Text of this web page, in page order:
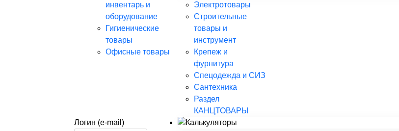
инвентарь и
оборудование
Гигиенические
товары
Офисные товары
Электротовары
Строительные
товары и
инструмент
Крепеж и
фурнитура
Спецодежда и СИЗ
Сантехника
Раздел
КАНЦТОВАРЫ
Логин (e-mail)